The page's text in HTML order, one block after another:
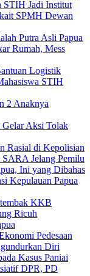
STIH Jadi Institut
SPMH Dewan
Putra Asli Papua
Rumah, Mess
Logistik
STIH
2 Anaknya
Gelar Aksi Tolak
Rasial di Kepolisian
SARA Jelang Pemilu
Ini yang Dibahas
Kepulauan Papua
KKB
Ricuh
Pedesaan
Diri
Kasus Paniai
DPR, PD